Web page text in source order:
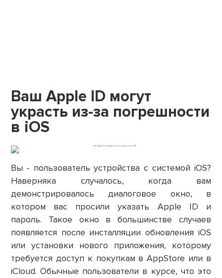
Ваш Apple ID могут
украсть из-за погрешности
в iOS
Вы - пользователь устройства с системой iOS?
Наверняка случалось, когда вам
демонстрировалось диалоговое окно, в
котором вас просили указать Apple ID и
пароль. Такое окно в большинстве случаев
появляется после инсталляции обновления iOS
или установки нового приложения, которому
требуется доступ к покупкам в AppStore или в
iCloud. Обычные пользователи в курсе, что это